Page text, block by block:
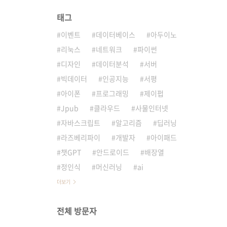
태그
이벤트 데이터베이스
아두이노
리눅스
네트워크
파이썬
디자인
데이터분석
서버
빅데이터
인공지능
서평
아이폰
프로그래밍
제이펍
Jpub
클라우드
사물인터넷
자바스크립트
알고리즘
딥러닝
라즈베리파이
개발자
아이패드
챗GPT
안드로이드
배장열
정인식
머신러닝 ai
더보기
전체 방문자